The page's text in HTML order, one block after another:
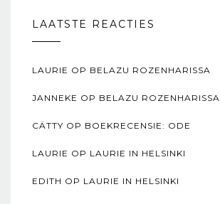
LAATSTE REACTIES
LAURIE OP BELAZU ROZENHARISSA
JANNEKE OP BELAZU ROZENHARISSA
CÄTTY OP BOEKRECENSIE: ODE
LAURIE OP LAURIE IN HELSINKI
EDITH OP LAURIE IN HELSINKI